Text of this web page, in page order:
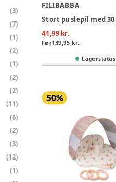
(3)
(7)
(1)
(2)
(1)
(2)
(2)
(11)
(6)
(2)
(3)
(12)
(1)
FILIBABBA
41,99 kr.
Før139,95 kr.
Lagerstatus